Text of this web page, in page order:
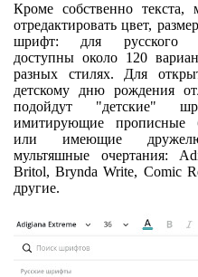
Кроме собственно текста,
отредактировать цвет,
шрифт: для русского
доступны около 120
разных стилях. Для
детскому дню рождения
подойдут "детские"
имитирующие прописные
или имеющие
мультяшные очертания:
Britol, Brynda Write, Comic
другие.